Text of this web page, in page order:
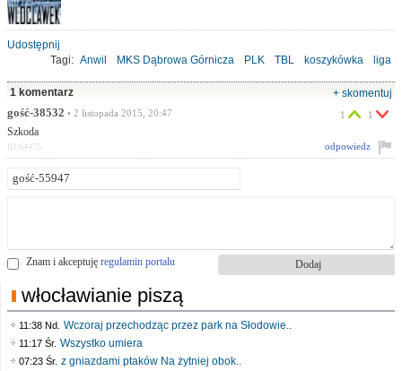
Udostępnij
Tagi: Anwil MKS Dąbrowa Górnicza PLK TBL koszykówka liga
1 komentarz
+ skomentuj
gość-38532 • 2 listopada 2015, 20:47
Szkoda
1 1
odpowiedz
ID:64475
Znam i akceptuję regulamin portalu
włocławianie piszą
11:38 Nd. Wczoraj przechodząc przez park na Słodowie..
11:17 Śr. Wszystko umiera
07:23 Śr. z gniazdami ptaków Na żytniej obok..